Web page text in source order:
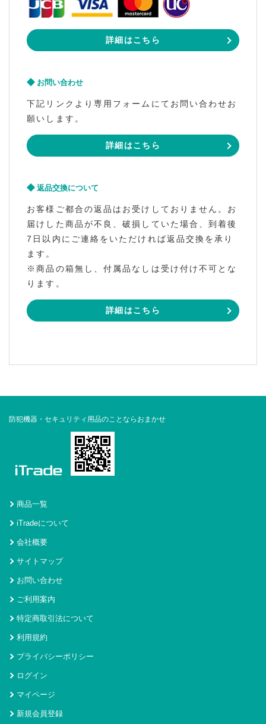
詳細はこちら
お問い合わせ
下記リンクより専用フォームにてお問い合わせお
願いします。
詳細はこちら
返品交換について
お客様ご都合の返品はお受けしておりません。お
届けした商品が不良、破損していた場合、到着後
7日以内にご連絡をいただければ返品交換を承り
ます。
※商品の箱無し、付属品なしは受け付け不可とな
ります。
詳細はこちら
防犯機器・セキュリティ用品のことならおまかせ
商品一覧
iTradeについて
会社概要
サイトマップ
お問い合わせ
ご利用案内
特定商取引法について
利用規約
プライバシーポリシー
ログイン
マイページ
新規会員登録